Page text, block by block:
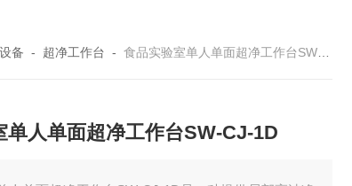
备 - 超净工作台 -食品实验室单人单面超净工作台SW-CJ-1D
单人单面超净工作台SW-CJ-1D